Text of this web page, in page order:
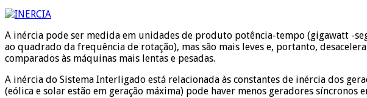
A inércia pode ser medida em unidades de produto potência-tempo (gigawatt -
ao quadrado da frequência de rotação), mas são mais leves e, portanto,
comparados às máquinas mais lentas e pesadas.
A inércia do Sistema Interligado está relacionada às constantes de inércia dos
(eólica e solar estão em geração máxima) pode haver menos geradores